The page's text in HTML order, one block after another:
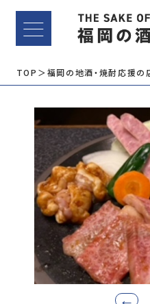
TOP ＞福岡の地酒・焼酎応援の